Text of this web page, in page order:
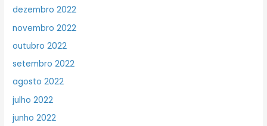
dezembro 2022
novembro 2022
outubro 2022
setembro 2022
agosto 2022
julho 2022
junho 2022